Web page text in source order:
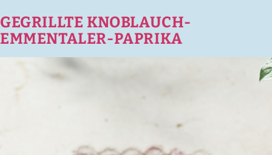
GEGRILLTE KNOBLAUCH-
EMMENTALER-PAPRIKA